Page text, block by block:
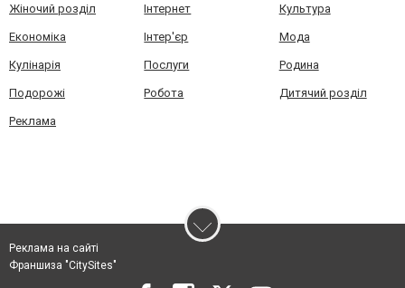
Жіночий розділ Інтернет Культура
Економіка Інтер'єр Мода
Кулінарія Послуги Родина
Подорожі Робота Дитячий розділ
Реклама
Реклама на сайті
Франшиза "CitySites"